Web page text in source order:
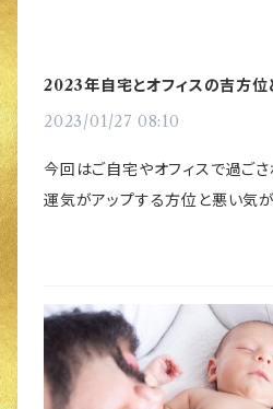
2023年自宅とオフィスの吉方位
2023/01/27 08:10
今回はご自宅やオフィスで過ご
運気がアップする方位と悪い気
いけない凶方位をご紹介します